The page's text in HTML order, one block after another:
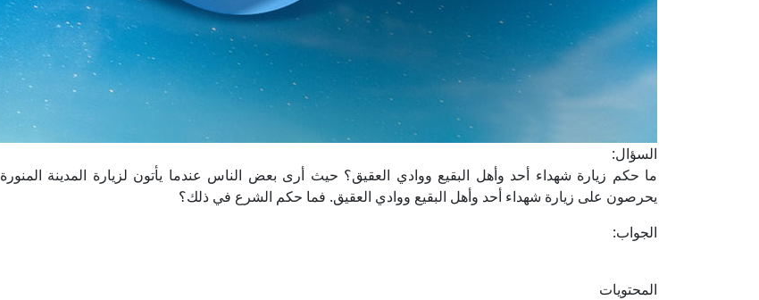
السؤال:
ما حكم زيارة شهداء أحد وأهل البقيع ووادي العقيق؟ حيث أرى بعض الناس عندما يأتون لزيارة المدينة المنورة
يحرصون على زيارة شهداء أحد وأهل البقيع ووادي العقيق. فما حكم الشرع في ذلك؟
الجواب:
المحتويات